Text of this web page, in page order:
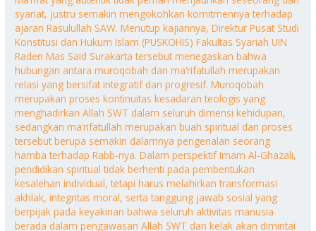
syariat, justru semakin mengokohkan komitmennya terhadap
ajaran Rasulullah SAW. Menutup kajiannya, Direktur Pusat Studi
Konstitusi dan Hukum Islam (PUSKOHIS) Fakultas Syariah UIN
Raden Mas Said Surakarta tersebut menegaskan bahwa
hubungan antara muroqobah dan ma’rifatullah merupakan
relasi yang bersifat integratif dan progresif. Muroqobah
merupakan proses kontinuitas kesadaran teologis yang
menghadirkan Allah SWT dalam seluruh dimensi kehidupan,
sedangkan ma’rifatullah merupakan buah spiritual dari proses
tersebut berupa semakin dalamnya pengenalan seorang
hamba terhadap Rabb-nya. Dalam perspektif Imam Al-Ghazali,
pendidikan spiritual tidak berhenti pada pembentukan
kesalehan individual, tetapi harus melahirkan transformasi
akhlak, integritas moral, serta tanggung jawab sosial yang
berpijak pada keyakinan bahwa seluruh aktivitas manusia
berada dalam pengawasan Allah SWT dan kelak akan dimintai